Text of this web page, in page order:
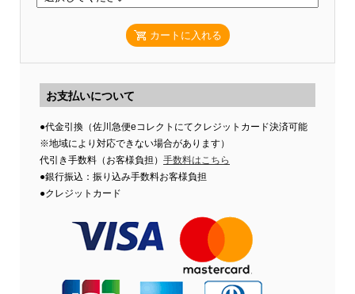
カートに入れる
お支払いについて
●代金引換（佐川急便eコレクトにてクレジットカード決済可能
※地域により対応できない場合があります）
代引き手数料（お客様負担） 手数料はこちら
●銀行振込：振り込み手数料お客様負担
●クレジットカード